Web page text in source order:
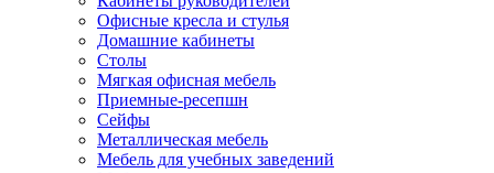
Офисные кресла и стулья
Домашние кабинеты
Столы
Мягкая офисная мебель
Приемные-ресепшн
Сейфы
Металлическая мебель
Мебель для учебных заведений